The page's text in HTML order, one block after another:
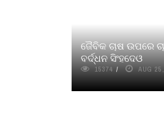
ଜୈବିକ ଚାଷ ଉପରେ
ବର୍ଦ୍ଧନ ସିଂହଦେଓ
15374 AUG